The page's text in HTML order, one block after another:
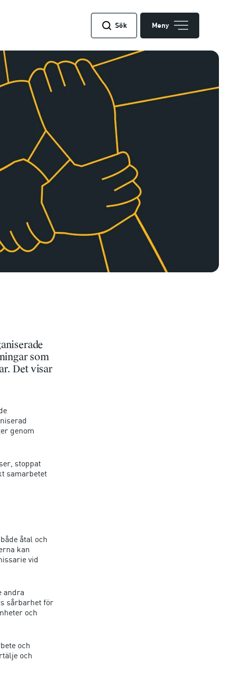
Sök Meny
som
Det visar
genom
stoppat
samarbetet
åtal och
kan
vid
andra
sårbarhet för
och
och
och